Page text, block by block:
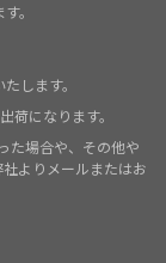
。
たします。
荷になります。
た場合や、その他や
よりメールまたはお